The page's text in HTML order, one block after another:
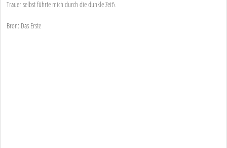
Trauer selbst führte mich durch die dunkle Zeit\
Bron: Das Erste